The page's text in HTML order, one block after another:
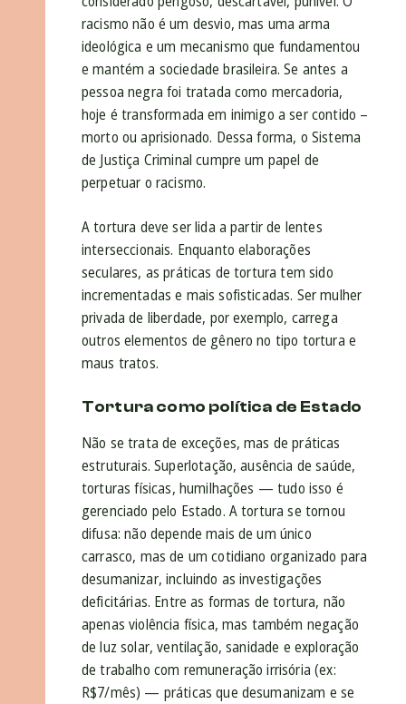
racismo não é um desvio, mas uma arma
ideológica e um mecanismo que fundamentou
e mantém a sociedade brasileira. Se antes a
pessoa negra foi tratada como mercadoria,
hoje é transformada em inimigo a ser contido –
morto ou aprisionado. Dessa forma, o Sistema
de Justiça Criminal cumpre um papel de
perpetuar o racismo.
A tortura deve ser lida a partir de lentes
interseccionais. Enquanto elaborações
seculares, as práticas de tortura tem sido
incrementadas e mais sofisticadas. Ser mulher
privada de liberdade, por exemplo, carrega
outros elementos de gênero no tipo tortura e
maus tratos.
Tortura como política de Estado
Não se trata de exceções, mas de práticas
estruturais. Superlotação, ausência de saúde,
torturas físicas, humilhações — tudo isso é
gerenciado pelo Estado. A tortura se tornou
difusa: não depende mais de um único
carrasco, mas de um cotidiano organizado para
desumanizar, incluindo as investigações
deficitárias. Entre as formas de tortura, não
apenas violência física, mas também negação
de luz solar, ventilação, sanidade e exploração
de trabalho com remuneração irrisória (ex:
R$7/mês) — práticas que desumanizam e se